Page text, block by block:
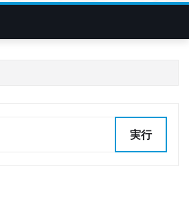
実行